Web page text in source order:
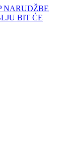
NARUDŽBE
BIT ĆE